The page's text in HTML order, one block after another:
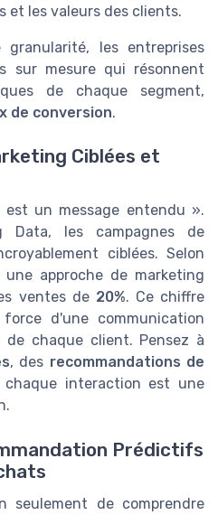
et les valeurs des clients.
les entreprises
sur mesure qui résonnent
de chaque segment,
de conversion.
Ciblées et
un message entendu ».
Data, les campagnes de
ciblées. Selon
approche de marketing
ventes de 20%. Ce chiffre
d'une communication
de chaque client. Pensez à
, des recommandations de
interaction est une
Prédictifs
seulement de comprendre